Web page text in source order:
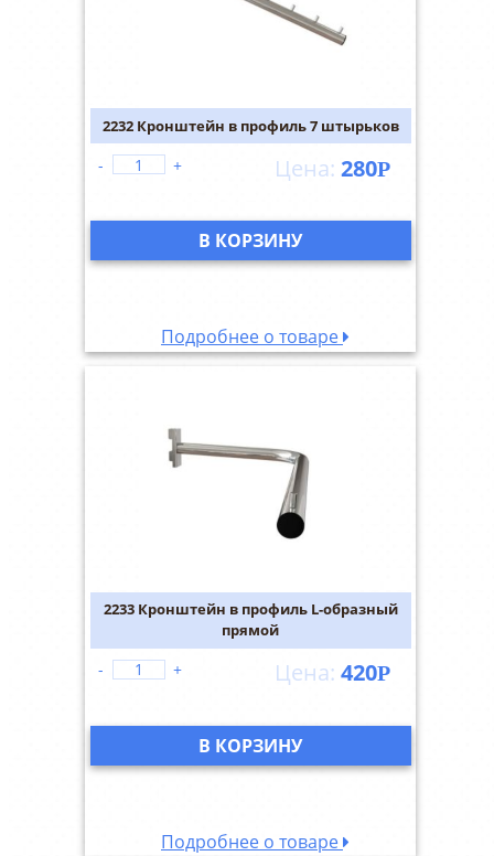
2232 Кронштейн в профиль 7 штырьков
280Р
- +
В КОРЗИНУ
Подробнее о товаре
2233 Кронштейн в профиль L-образный
прямой
420Р
- +
В КОРЗИНУ
Подробнее о товаре